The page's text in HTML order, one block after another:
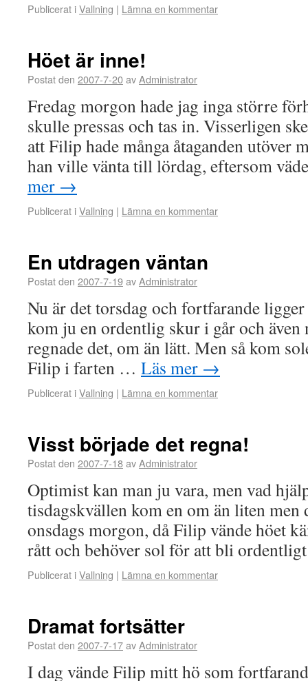
Publicerat iVallning | Lämna en kommentar
Höet är inne!
Postat den 2007-7-20avAdministrator
Fredag morgon hade jag inga större
skulle pressas och tas in. Visserligen
att Filip hade många åtaganden utöver
han ville vänta till lördag, eftersom
mer →
Publicerat iVallning | Lämna en kommentar
En utdragen väntan
Postat den 2007-7-19avAdministrator
Nu är det torsdag och fortfarande
kom ju en ordentlig skur i går och även
regnade det, om än lätt. Men så kom
Filip i farten … Läs mer →
Publicerat iVallning | Lämna en kommentar
Visst började det regna!
Postat den 2007-7-18avAdministrator
Optimist kan man ju vara, men vad
tisdagskvällen kom en om än liten men
onsdags morgon, då Filip vände höet
rått och behöver sol för att bli
Publicerat iVallning | Lämna en kommentar
Dramat fortsätter
Postat den 2007-7-17avAdministrator
I dag vände Filip mitt hö som